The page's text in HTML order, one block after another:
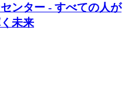
ンター - すべての人が
未来